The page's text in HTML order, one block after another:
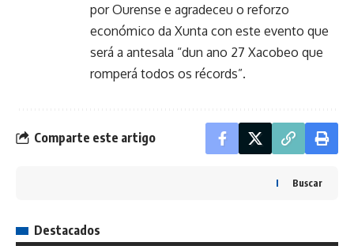
por Ourense e agradeceu o reforzo
económico da Xunta con este evento que
será a antesala “dun ano 27 Xacobeo que
romperá todos os récords”.
Comparte este artigo
Buscar
Destacados